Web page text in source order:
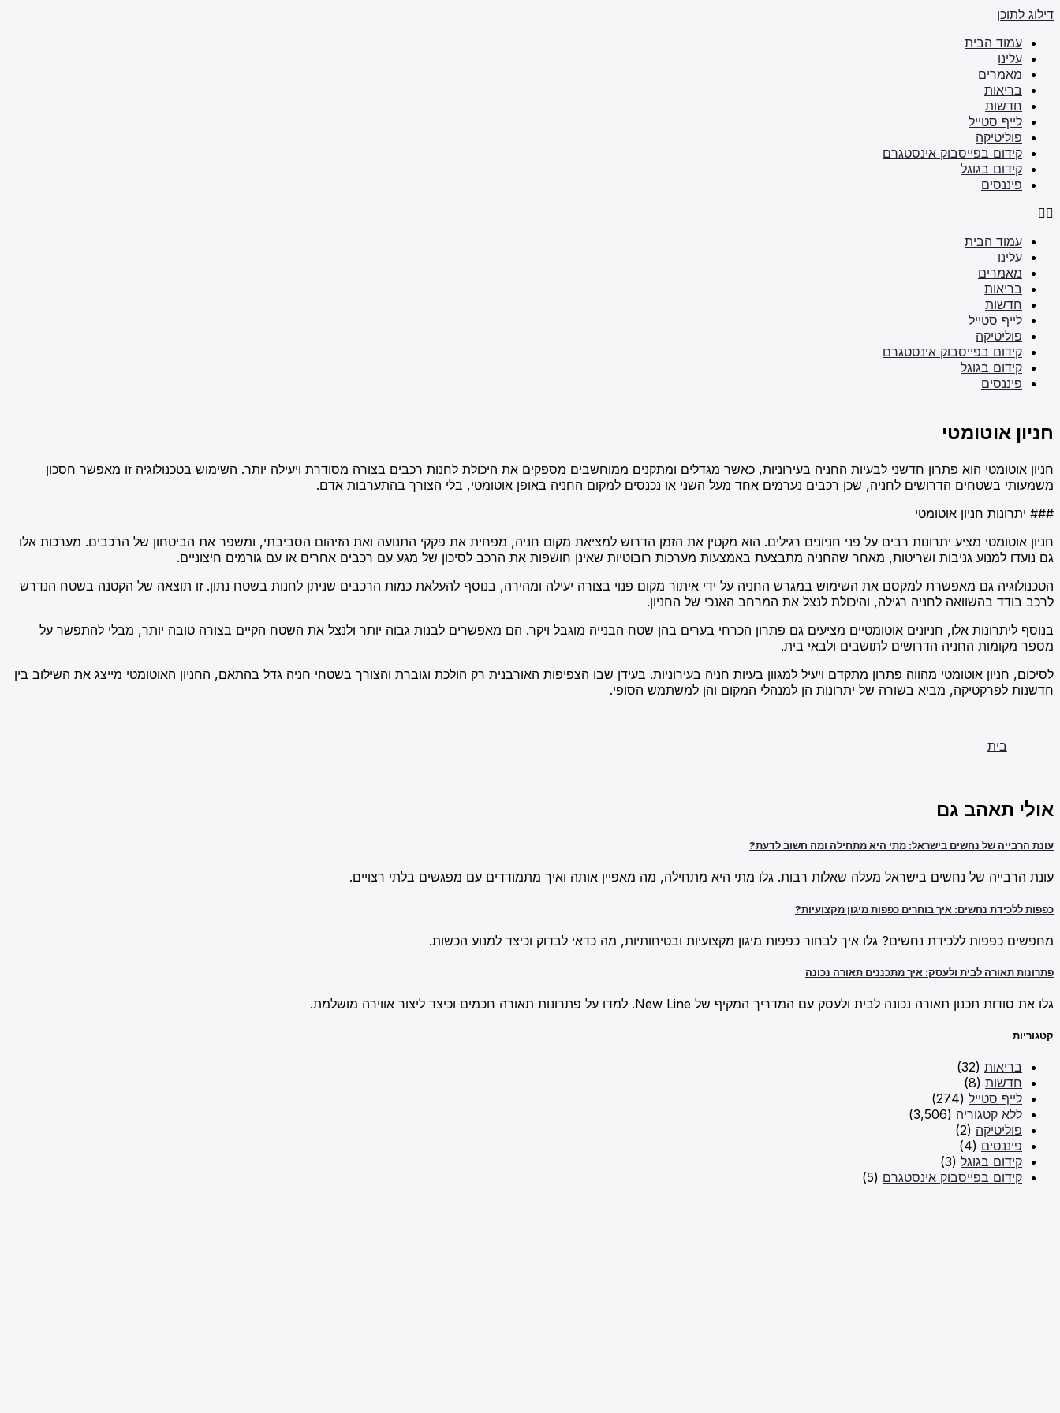
דילוג לתוכן
עמוד הבית
עלינו
מאמרים
בריאות
חדשות
לייף סטייל
פוליטיקה
קידום בפייסבוק אינסטגרם
קידום בגוגל
פיננסים
עמוד הבית
עלינו
מאמרים
בריאות
חדשות
לייף סטייל
פוליטיקה
קידום בפייסבוק אינסטגרם
קידום בגוגל
פיננסים
חניון אוטומטי
חניון אוטומטי הוא פתרון חדשני לבעיות החניה בעירוניות, כאשר מגדלים ומתקנים ממוחשבים מספקים את היכולת לחנות רכבים בצורה מסודרת ויעילה יותר. השימוש בטכנולוגיה זו מאפשר חסכון
משמעותי בשטחים הדרושים לחניה, שכן רכבים נערמים אחד מעל השני או נכנסים למקום החניה באופן אוטומטי, בלי הצורך בהתערבות אדם.
### יתרונות חניון אוטומטי
חניון אוטומטי מציע יתרונות רבים על פני חניונים רגילים. הוא מקטין את הזמן הדרוש למציאת מקום חניה, מפחית את פקקי התנועה ואת הזיהום הסביבתי, ומשפר את הביטחון של הרכבים. מערכות אלו
גם נועדו למנוע גניבות ושריטות, מאחר שהחניה מתבצעת באמצעות מערכות רובוטיות שאינן חושפות את הרכב לסיכון של מגע עם רכבים אחרים או עם גורמים חיצוניים.
הטכנולוגיה גם מאפשרת למקסם את השימוש במגרש החניה על ידי איתור מקום פנוי בצורה יעילה ומהירה, בנוסף להעלאת כמות הרכבים שניתן לחנות בשטח נתון. זו תוצאה של הקטנה בשטח הנדרש
לרכב בודד בהשוואה לחניה רגילה, והיכולת לנצל את המרחב האנכי של החניון.
בנוסף ליתרונות אלו, חניונים אוטומטיים מציעים גם פתרון הכרחי בערים בהן שטח הבנייה מוגבל ויקר. הם מאפשרים לבנות גבוה יותר ולנצל את השטח הקיים בצורה טובה יותר, מבלי להתפשר על
מספר מקומות החניה הדרושים לתושבים ולבאי בית.
לסיכום, חניון אוטומטי מהווה פתרון מתקדם ויעיל למגוון בעיות חניה בעירוניות. בעידן שבו הצפיפות האורבנית רק הולכת וגוברת והצורך בשטחי חניה גדל בהתאם, החניון האוטומטי מייצג את השילוב בין
חדשנות לפרקטיקה, מביא בשורה של יתרונות הן למנהלי המקום והן למשתמש הסופי.
בית
אולי תאהב גם
עונת הרבייה של נחשים בישראל: מתי היא מתחילה ומה חשוב לדעת?
עונת הרבייה של נחשים בישראל מעלה שאלות רבות. גלו מתי היא מתחילה, מה מאפיין אותה ואיך מתמודדים עם מפגשים בלתי רצויים.
כפפות ללכידת נחשים: איך בוחרים כפפות מיגון מקצועיות?
מחפשים כפפות ללכידת נחשים? גלו איך לבחור כפפות מיגון מקצועיות ובטיחותיות, מה כדאי לבדוק וכיצד למנוע הכשות.
פתרונות תאורה לבית ולעסק: איך מתכננים תאורה נכונה
גלו את סודות תכנון תאורה נכונה לבית ולעסק עם המדריך המקיף של New Line. למדו על פתרונות תאורה חכמים וכיצד ליצור אווירה מושלמת.
קטגוריות
בריאות (32)
חדשות (8)
לייף סטייל (274)
ללא קטגוריה (3,506)
פוליטיקה (2)
פיננסים (4)
קידום בגוגל (3)
קידום בפייסבוק אינסטגרם (5)